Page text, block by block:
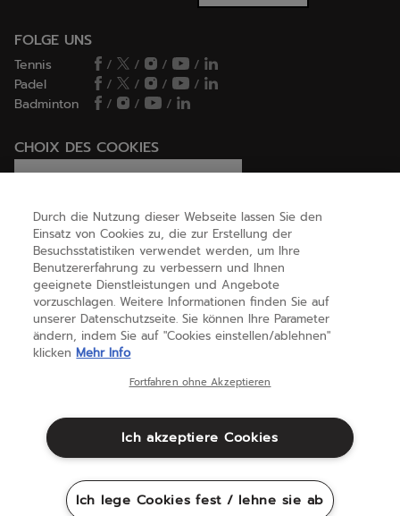
FOLGE UNS
Tennis / / /
/
Padel
/ / /
/
Badminton
/ / /
CHOIX DES COOKIES
Ich lege Cookies fest / lehne sie ab
HILFE
ÜBER UNS
(deutsch)
Rechtliche Hinweise
Cookies
Durch die Nutzung dieser Webseite lassen Sie den
Einsatz von Cookies zu, die zur Erstellung der
Besuchsstatistiken verwendet werden, um Ihre
Benutzererfahrung zu verbessern und Ihnen
geeignete Dienstleistungen und Angebote
vorzuschlagen. Weitere Informationen finden Sie auf
unserer Datenschutzseite. Sie können Ihre Parameter
ändern, indem Sie auf "Cookies einstellen/ablehnen"
klicken Mehr Info
Fortfahren ohne Akzeptieren
Ich akzeptiere Cookies
Ich lege Cookies fest / lehne sie ab